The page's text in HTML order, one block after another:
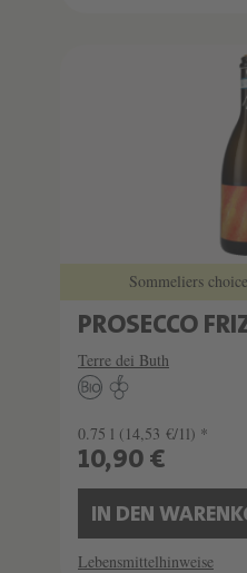
Sommeliers
PROSECCO
Terre dei Buth
0.75 l (14,53 €/1l) *
10,90 €
IN DEN
Lebensmittelhinweise